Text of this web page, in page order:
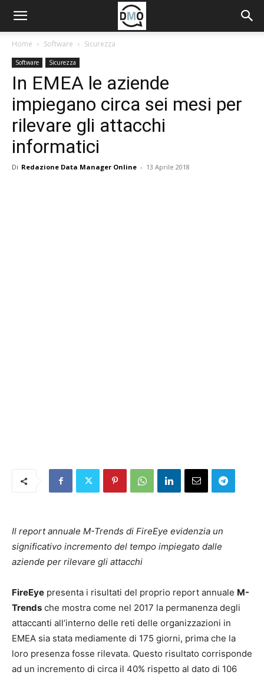
Home Software Sicurezza
Software Sicurezza
In EMEA le aziende
impiegano circa sei mesi per
rilevare gli attacchi
informatici
Di Redazione Data Manager Online - 13 Aprile 2018
Il report annuale M-Trends di FireEye evidenzia un
significativo incremento del tempo impiegato dalle
aziende per rilevare gli attacchi
FireEye presenta i risultati del proprio report annuale M-
Trends che mostra come nel 2017 la permanenza degli
attaccanti all’interno delle reti delle organizzazioni in
EMEA sia stata mediamente di 175 giorni, prima che la
loro presenza fosse rilevata. Questo risultato corrisponde
ad un incremento di circa il 40% rispetto al dato di 106